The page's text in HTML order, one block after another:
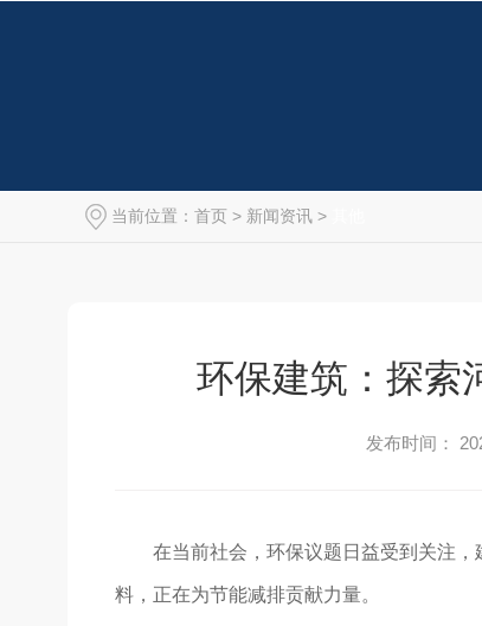
当前位置： 首页 > 新闻资讯 >
环保建筑：探索
发布时间：
在当前社会，环保议题日益受到关注
料，正在为节能减排贡献力量。